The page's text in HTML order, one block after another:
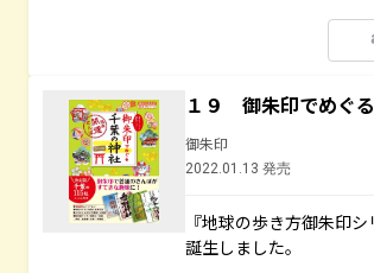
１９ 御朱印でめぐ
御朱印
2022.01.13 発売
『地球の歩き方御朱印
誕生しました。